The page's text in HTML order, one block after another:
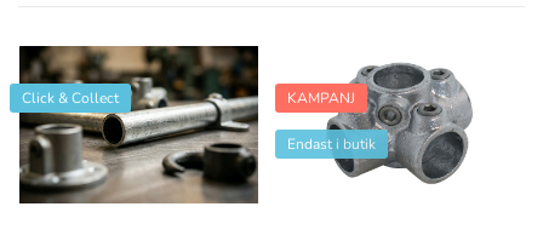
Click & Collect KAMPANJ
Endast i butik